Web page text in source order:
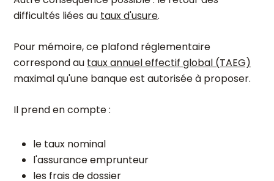
difficultés liées au taux d'usure.
Pour mémoire, ce plafond réglementaire
correspond au taux annuel effectif global (TAEG)
maximal qu'une banque est autorisée à proposer.
Il prend en compte :
le taux nominal
l'assurance emprunteur
les frais de dossier